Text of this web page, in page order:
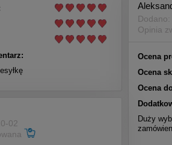
Opinia
Ocena
Ocena
Ocena
Duży
02